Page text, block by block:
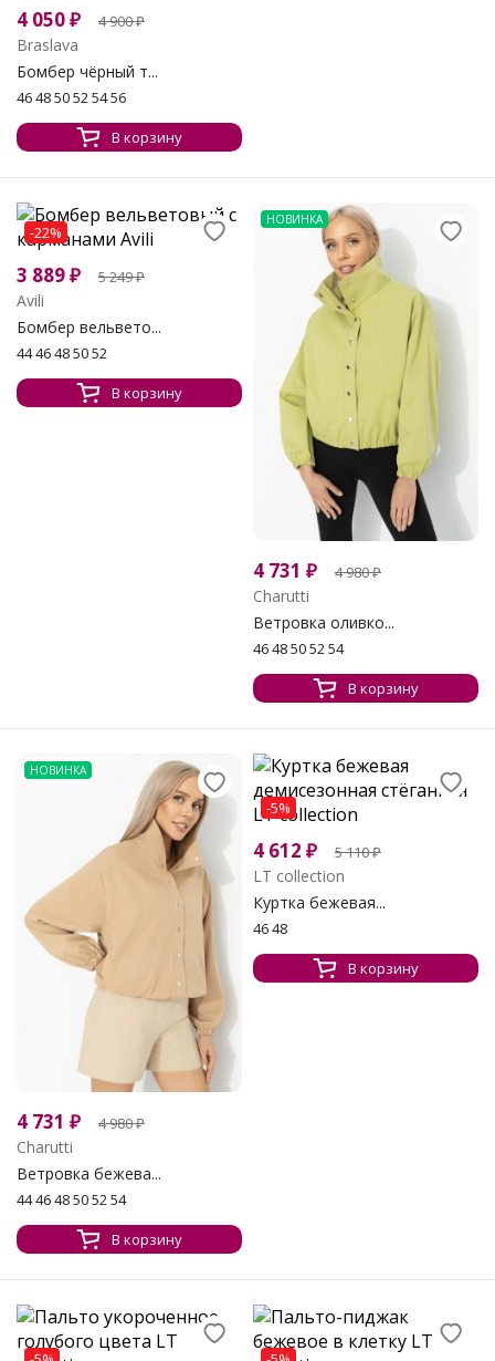
4 050₽ 4 900₽
Braslava
Бомбер чёрный т...
46 48 50 52 54 56
В корзину
-22%
3 889₽ 5 249₽
Avili
Бомбер вельвето...
44 46 48 50 52
В корзину
НОВИНКА
4 731 ₽ 4 980₽
Charutti
Ветровка оливко...
46 48 50 52 54
В корзину
НОВИНКА
4 731 ₽ 4 980₽
Charutti
Ветровка бежева...
44 46 48 50 52 54
В корзину
-5%
4 612 ₽ 5 110₽
LT collection
Куртка бежевая...
46 48
В корзину